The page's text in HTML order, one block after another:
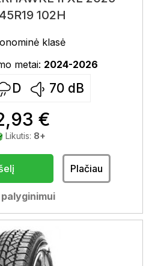
102H
klasė
metai: 2024-2026
D 70 dB
€
Likutis: 8+
Plačiau